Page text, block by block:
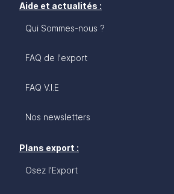
Aide et actualités :
Qui Sommes-nous ?
FAQ de l'export
FAQ V.I.E
Nos newsletters
Plans export :
Osez l'Export